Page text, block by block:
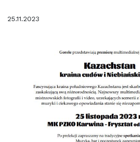
25.11.2023